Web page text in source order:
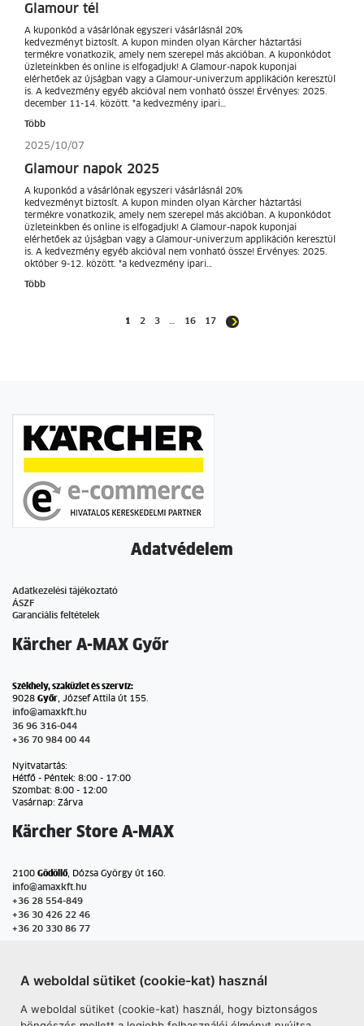
Glamour tél
A kuponkód a vásárlónak egyszeri vásárlásnál 20%
kedvezményt biztosít. A kupon minden olyan Kärcher háztartási
termékre vonatkozik, amely nem szerepel más akcióban. A kuponkódot
üzleteinkben és online is elfogadjuk! A Glamour-napok kuponjai
elérhetőek az újságban vagy a Glamour-univerzum applikáción keresztül
is. A kedvezmény egyéb akcióval nem vonható össze! Érvényes: 2025.
december 11-14. között. *a kedvezmény ipari…
Több
2025/10/07
Glamour napok 2025
A kuponkód a vásárlónak egyszeri vásárlásnál 20%
kedvezményt biztosít. A kupon minden olyan Kärcher háztartási
termékre vonatkozik, amely nem szerepel más akcióban. A kuponkódot
üzleteinkben és online is elfogadjuk! A Glamour-napok kuponjai
elérhetőek az újságban vagy a Glamour-univerzum applikáción keresztül
is. A kedvezmény egyéb akcióval nem vonható össze! Érvényes: 2025.
október 9-12. között. *a kedvezmény ipari…
Több
1 2 3 … 16 17
Adatvédelem
Adatkezelési tájékoztató
ÁSZF
Garanciális feltételek
Kärcher A-MAX Győr
Székhely, szaküzlet és szervíz:
9028 Győr, József Attila út 155.
info@amaxkft.hu
36 96 316-044
+36 70 984 00 44
Nyitvatartás:
Hétfő - Péntek: 8:00 - 17:00
Szombat: 8:00 - 12:00
Vasárnap: Zárva
Kärcher Store A-MAX
2100 Gödöllő, Dózsa György út 160.
info@amaxkft.hu
+36 28 554-849
+36 30 426 22 46
+36 20 330 86 77
Szombat: 8:00 - 13:00
A weboldal sütiket (cookie-kat) használ
A weboldal sütiket (cookie-kat) használ, hogy biztonságos